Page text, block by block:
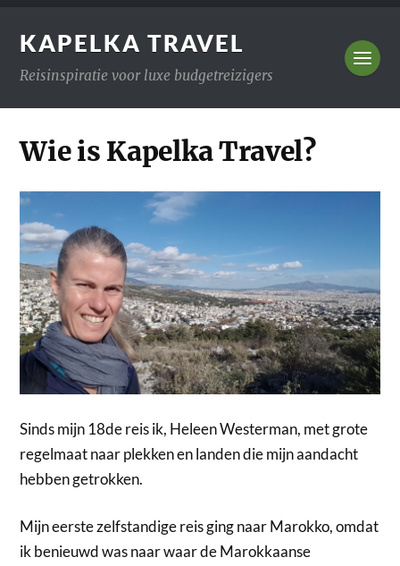
KAPELKA TRAVEL
Reisinspiratie voor luxe budgetreizigers
Wie is Kapelka Travel?
Sinds mijn 18de reis ik, Heleen Westerman, met grote
regelmaat naar plekken en landen die mijn aandacht
hebben getrokken.
Mijn eerste zelfstandige reis ging naar Marokko, omdat
ik benieuwd was naar waar de Marokkaanse